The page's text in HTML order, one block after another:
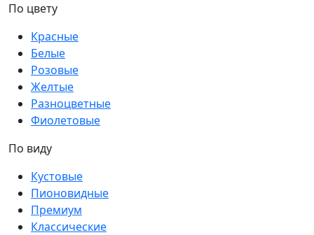
По цвету
Красные
Белые
Розовые
Желтые
Разноцветные
Фиолетовые
По виду
Кустовые
Пионовидные
Премиум
Классические